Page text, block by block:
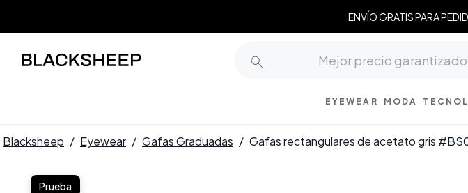
ENVÍO GRATIS PARA
EYEWEAR MODA
Blacksheep / Eyewear / Gafas Graduadas / Gafas rectangulares de acetato gris
Prueba